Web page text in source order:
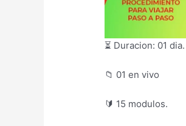
⏳ Duracion: 01 dia.
📁 01 en vivo
🔰 15 modulos.